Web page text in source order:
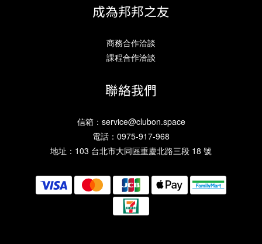
成為邦邦之友
商務合作洽談
課程合作洽談
聯絡我們
信箱： service@clubon.space
電話：0975-917-968
地址：103 台北市大同區重慶北路三段 18 號